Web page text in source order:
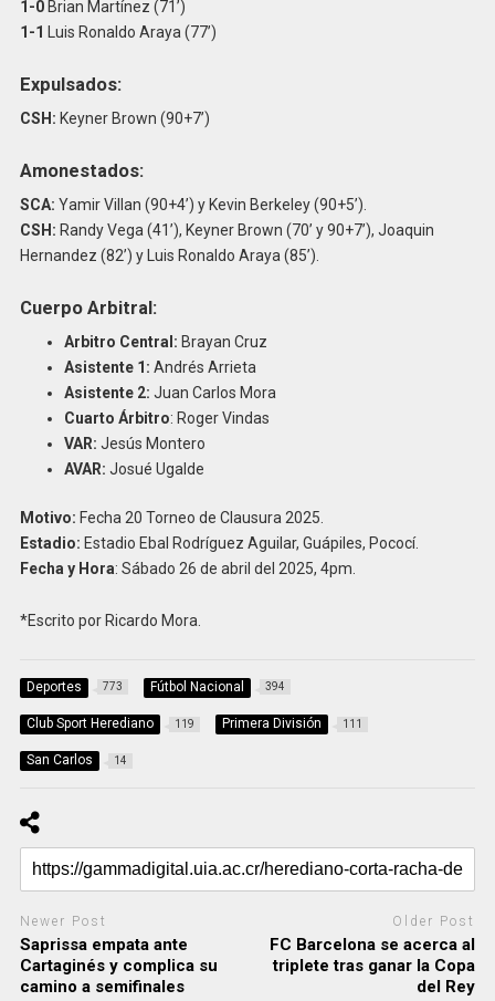
1-0Brian Martínez (71’)
1-1
Luis Ronaldo Araya (77’)
Expulsados:
CSH: Keyner Brown (90+7’)
Amonestados:
SCA: Yamir Villan (90+4’) y Kevin Berkeley (90+5’).
CSH: Randy Vega (41’), Keyner Brown (70’ y 90+7’), Joaquin
Hernandez (82’) y Luis Ronaldo Araya (85’).
Cuerpo Arbitral:
Arbitro Central: Brayan Cruz
Asistente 1: Andrés Arrieta
Asistente 2: Juan Carlos Mora
Cuarto Árbitro: Roger Vindas
VAR: Jesús Montero
AVAR: Josué Ugalde
Motivo: Fecha 20 Torneo de Clausura 2025.
Estadio: Estadio Ebal Rodríguez Aguilar, Guápiles, Pococí.
Fecha y Hora: Sábado 26 de abril del 2025, 4pm.
*Escrito por Ricardo Mora.
Deportes 773 Fútbol Nacional 394
Club Sport Herediano 119 Primera División 111
San Carlos 14
Newer Post
Saprissa empata ante
Cartaginés y complica su
camino a semifinales
Older Post
FC Barcelona se acerca al
triplete tras ganar la Copa
del Rey